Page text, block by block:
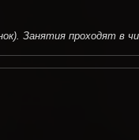
Занятия проходят